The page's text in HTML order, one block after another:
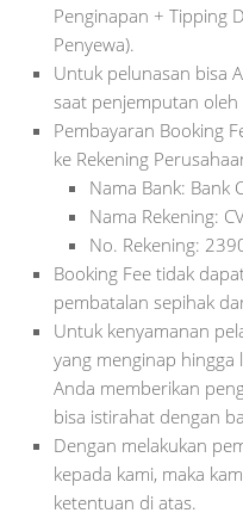
Penginapan + Tipping
Penyewa).
Untuk pelunasan bisa
saat penjemputan oleh
Pembayaran Booking
ke Rekening
Nama Bank: Bank
Nama Rekening:
No. Rekening:
Booking Fee tidak
pembatalan sepihak
Untuk kenyamanan
yang menginap
Anda memberikan
bisa istirahat dengan
Dengan melakukan
kepada kami, maka
ketentuan di atas.